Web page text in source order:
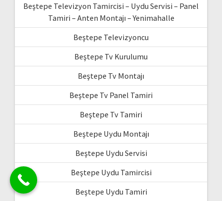
Beştepe Televizyon Tamircisi – Uydu Servisi – Panel
Tamiri – Anten Montajı – Yenimahalle
Beştepe Televizyoncu
Beştepe Tv Kurulumu
Beştepe Tv Montajı
Beştepe Tv Panel Tamiri
Beştepe Tv Tamiri
Beştepe Uydu Montajı
Beştepe Uydu Servisi
Beştepe Uydu Tamircisi
Beştepe Uydu Tamiri